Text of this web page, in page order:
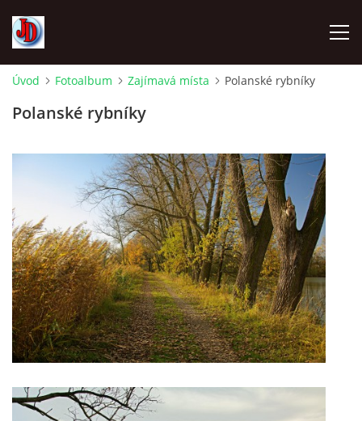
FOTOALBUM
Z CEST
NÁVŠTĚVNÍ KNIHA
OSTRAVICE SRAZY
Úvod Fotoalbum Zajímavá místa Polanské rybníky
Polanské rybníky